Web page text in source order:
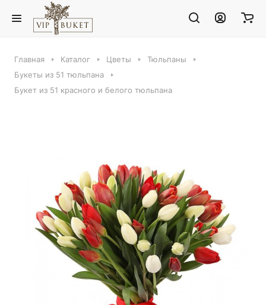
Главная Каталог Цветы
Тюльпаны
Букеты из 51 тюльпана
Букет из 51 красного и белого тюльпана